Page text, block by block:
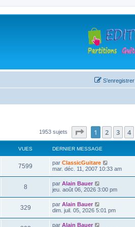
S’enregistrer
1953 sujets Page sur40
1 2 3 4
VUES DERNIER MESSAGE
7599
u
D
e
i
e
r
m
e
s
s
par ClassicGuitare
mar. déc. 11, 2007 10:33 am
8V
u
D
e
i
e
r
m
par Alain Bauer
jeu. août 06, 2026 3:00 pm
329V
u
D
e
par Alain Bauer
dim. juil. 05, 2026 5:01 pm
D
par Alain Bauer